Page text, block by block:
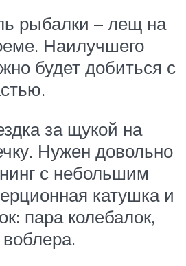
рыбалки – лещ на
Наилучшего
будет добиться с
за щукой на
Нужен довольно
с небольшим
катушка и
пара колебалок,